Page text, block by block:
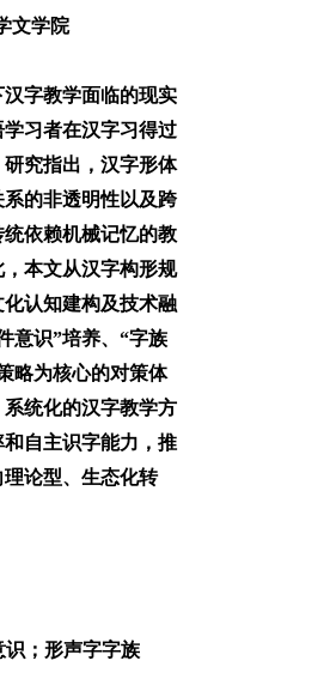
文学院
字教学面临的现实
习者在汉字习得过
究指出，汉字形体
的非透明性以及跨
依赖机械记忆的教
本文从汉字构形规
认知建构及技术融
意识”培养、“字族
略为核心的对策体
统化的汉字教学方
自主识字能力，推
论型、生态化转
；形声字字族